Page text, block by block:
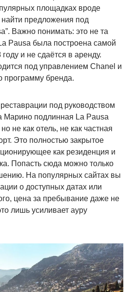
площадках вроде
предложения под
Важно понимать: это не та
Pausa была построена самой
и не сдаётся в аренду.
под управлением Chanel и
программу бренда.
под руководством
Марино подлинная La Pausa
не как отель, не как частная
Это полностью закрытое
как резиденция и
Попасть сюда можно только
На популярных сайтах вы
о доступных датах или
цена за пребывание даже не
лишь усиливает ауру